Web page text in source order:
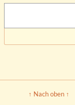
↑ Nach oben ↑